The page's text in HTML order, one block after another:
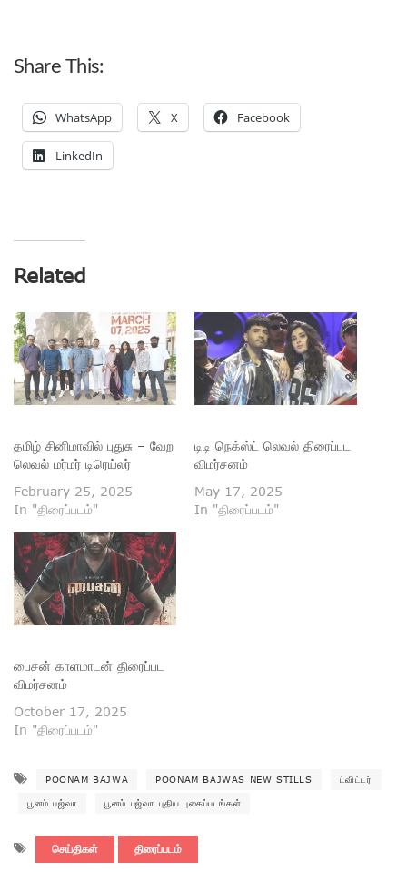
Share This:
WhatsApp X Facebook
LinkedIn
Related
தமிழ் சினிமாவில் புதுசு – வேற
லெவல் மர்மர் டிரெய்லர்
February 25, 2025
In "திரைப்படம்"
டிடி நெக்ஸ்ட் லெவல் திரைப்பட
விமர்சனம்
May 17, 2025
In "திரைப்படம்"
பைசன் காளமாடன் திரைப்பட
விமர்சனம்
October 17, 2025
In "திரைப்படம்"
POONAM BAJWA POONAM BAJWAS NEW STILLS ட்விட்டர்
பூனம் பஜ்வா பூனம் பஜ்வா புதிய புகைப்படங்கள்
செய்திகள் திரைப்படம்